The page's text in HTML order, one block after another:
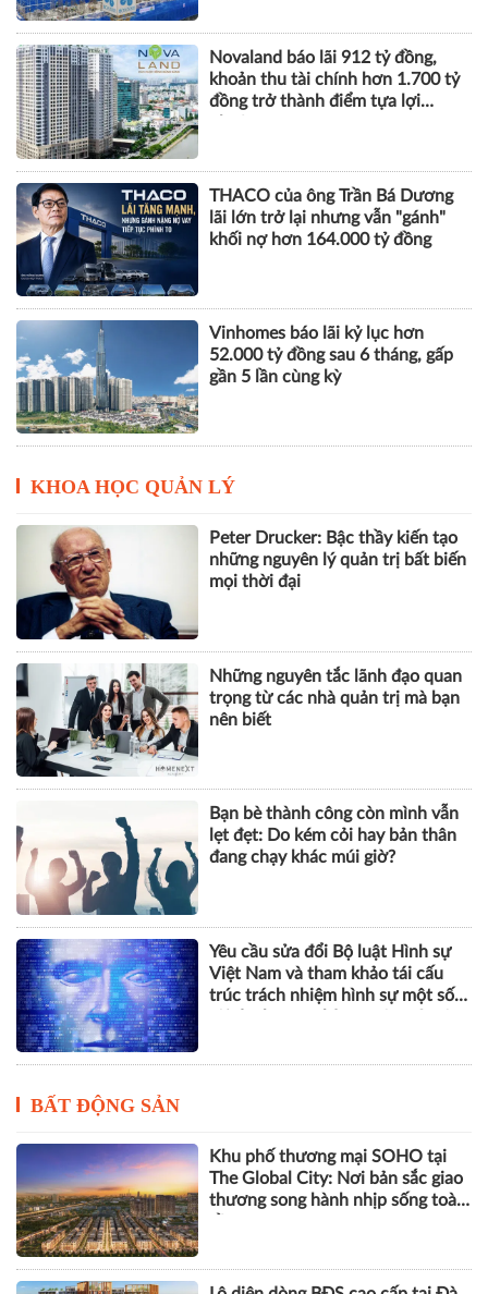
Novaland báo lãi 912 tỷ đồng,
khoản thu tài chính hơn 1.700 tỷ
đồng trở thành điểm tựa lợi
THACO của ông Trần Bá Dương
lãi lớn trở lại nhưng vẫn "gánh"
khối nợ hơn 164.000 tỷ đồng
Vinhomes báo lãi kỷ lục hơn
52.000 tỷ đồng sau 6 tháng, gấp
gần 5 lần cùng kỳ
KHOA HỌC QUẢN LÝ
Peter Drucker: Bậc thầy kiến tạo
những nguyên lý quản trị bất biến
mọi thời đại
Những nguyên tắc lãnh đạo quan
trọng từ các nhà quản trị mà bạn
nên biết
Bạn bè thành công còn mình vẫn
lẹt đẹt: Do kém cỏi hay bản thân
đang chạy khác múi giờ?
Yêu cầu sửa đổi Bộ luật Hình sự
Việt Nam và tham khảo tái cấu
trúc trách nhiệm hình sự một số
BẤT ĐỘNG SẢN
Khu phố thương mại SOHO tại
The Global City: Nơi bản sắc giao
thương song hành nhịp sống toàn